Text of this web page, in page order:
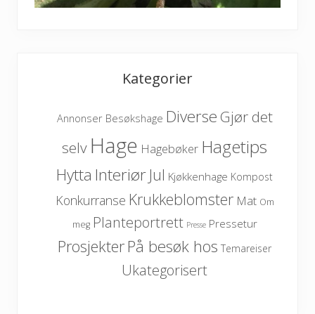
Kategorier
Annonser Besøkshage Diverse Gjør det
selv Hage Hagebøker Hagetips
Hytta Interiør Jul Kjøkkenhage Kompost
Konkurranse Krukkeblomster Mat Om
meg Planteportrett Presse Pressetur
ProsjekterPå besøk hos Temareiser
Ukategorisert